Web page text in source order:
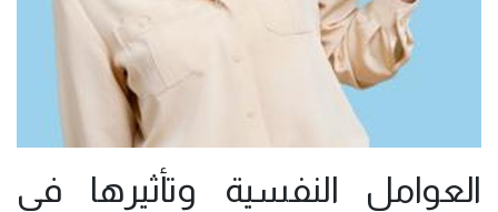
العوامل النفسية وتأثيرها في